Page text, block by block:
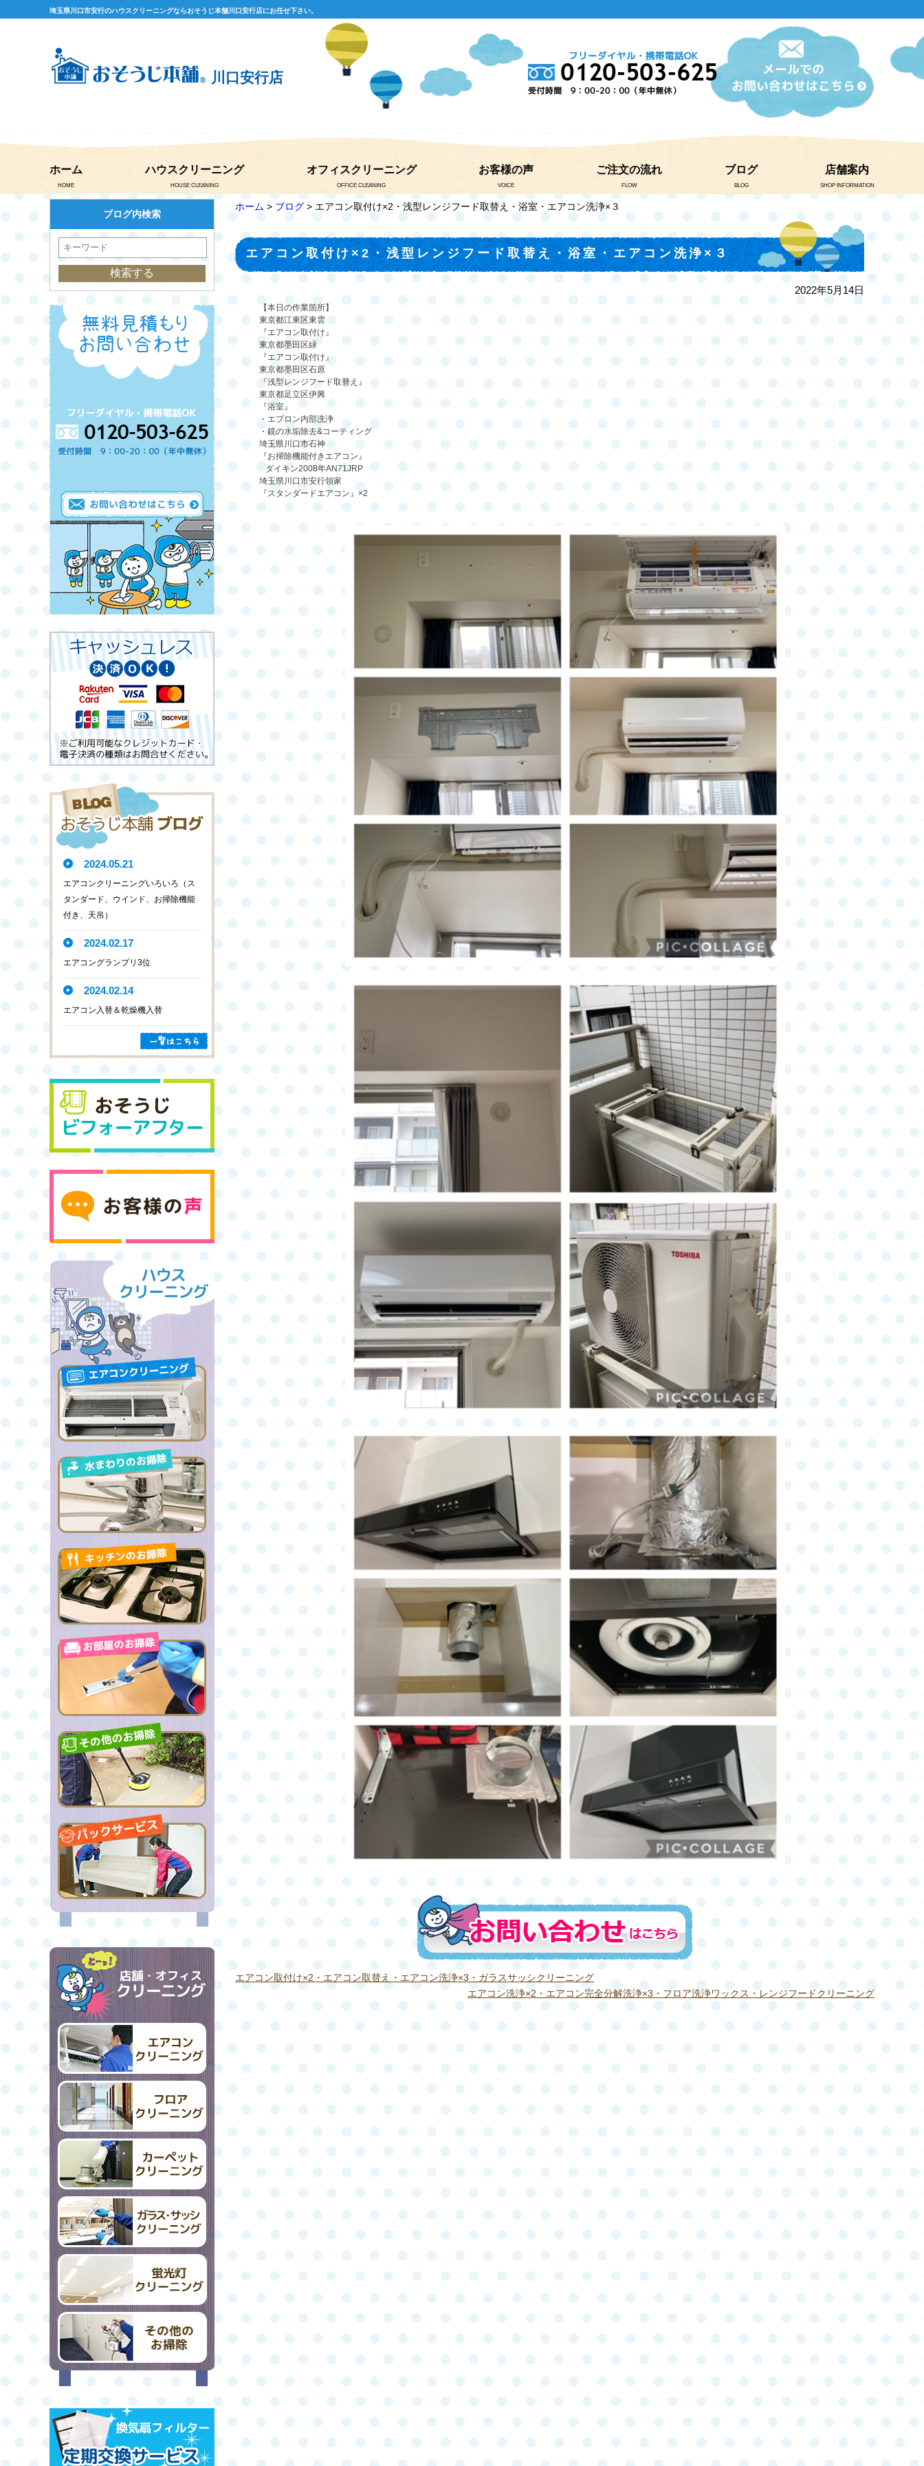
埼玉県川口市安行のハウスクリーニングならおそうじ本舗川口安行店にお任せ下さい。
川口安行店
ホーム
HOME
ハウスクリーニング
HOUSE CLEANING
オフィスクリーニング
OFFICE CLEANING
お客様の声
VOICE
ご注文の流れ
FLOW
ブログ
BLOG
店舗案内
SHOP INFORMATION
ホーム > ブログ > エアコン取付け×2・浅型レンジフード取替え・浴室・エアコン洗浄×３
エアコン取付け×2・浅型レンジフード取替え・浴室・エアコン洗浄×３
2022年5月14日
【本日の作業箇所】
東京都江東区東雲
『エアコン取付け』
東京都墨田区緑
『エアコン取付け』
東京都墨田区石原
『浅型レンジフード取替え』
東京都足立区伊興
『浴室』
・エプロン内部洗浄
・鏡の水垢除去&コーティング
埼玉県川口市石神
『お掃除機能付きエアコン』
ダイキン2008年AN71JRP
埼玉県川口市安行領家
『スタンダードエアコン』 ×2
エアコン取付け×2・エアコン取替え・エアコン洗浄×3・ガラスサッシクリーニング
エアコン洗浄×2・エアコン完全分解洗浄×3・フロア洗浄ワックス・レンジフードクリーニング
ブログ内検索
2024.05.21
エアコンクリーニングいろいろ（ス
タンダード、ウインド、お掃除機能
付き、天吊）
2024.02.17
エアコングランプリ3位
2024.02.14
エアコン入替＆乾燥機入替